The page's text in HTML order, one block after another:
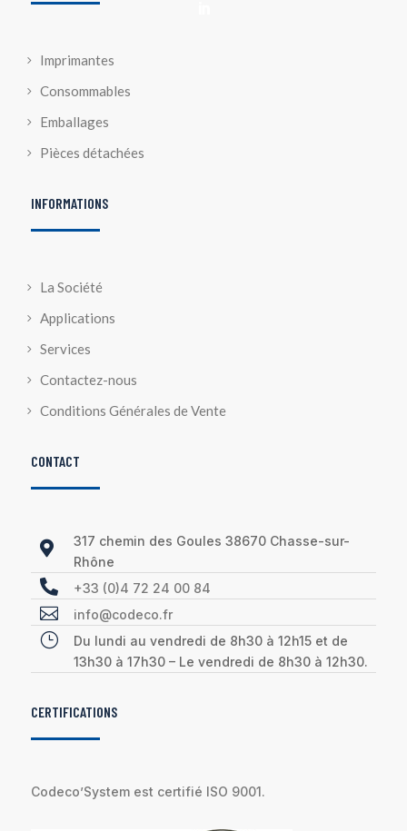
Imprimantes
Consommables
Emballages
Pièces détachées
INFORMATIONS
La Société
Applications
Services
Contactez-nous
Conditions Générales de Vente
CONTACT

317 chemin des Goules 38670 Chasse-sur-
Rhône
 +33 (0)4 72 24 00 84
 info@codeco.fr
}
Du lundi au vendredi de 8h30 à 12h15 et de
13h30 à 17h30 – Le vendredi de 8h30 à 12h30.
CERTIFICATIONS
Codeco’System est certifié ISO 9001.